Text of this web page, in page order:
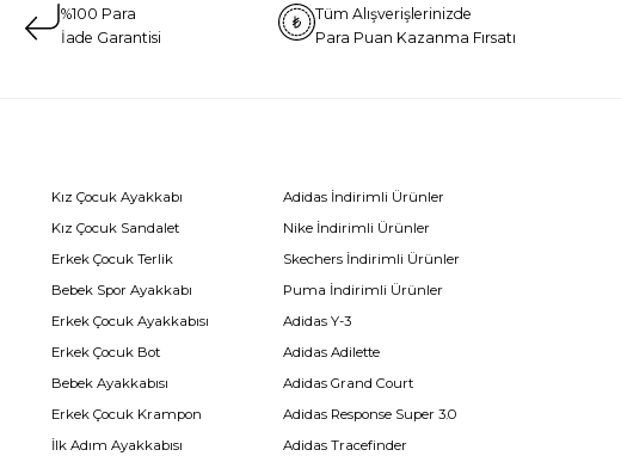
%100 Para
İade Garantisi
Tüm Alışverişlerinizde
Para Puan Kazanma Fırsatı
Kız Çocuk Ayakkabı
Kız Çocuk Sandalet
Erkek Çocuk Terlik
Bebek Spor Ayakkabı
Erkek Çocuk Ayakkabısı
Erkek Çocuk Bot
Bebek Ayakkabısı
Erkek Çocuk Krampon
İlk Adım Ayakkabısı
Adidas İndirimli Ürünler
Nike İndirimli Ürünler
Skechers İndirimli Ürünler
Puma İndirimli Ürünler
Adidas Y-3
Adidas Adilette
Adidas Grand Court
Adidas Response Super 3.0
Adidas Tracefinder